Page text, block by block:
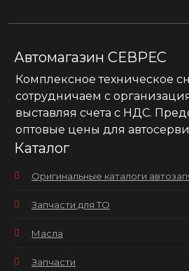
Автомагазин СЕВРЕС
Комплексное техническое
сотрудничаем с
выставляя счета с НДС.
оптовые цены для
Каталог
Оригинальные каталоги
Запчасти для ТО
Масла
Запчасти